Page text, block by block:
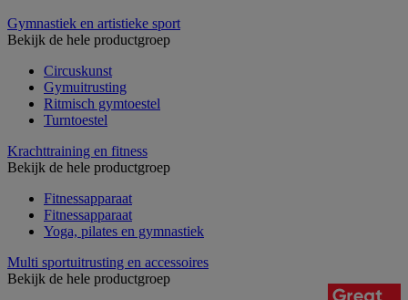
Gymnastiek en artistieke sport
Bekijk de hele productgroep
Circuskunst
Gymuitrusting
Ritmisch gymtoestel
Turntoestel
Krachttraining en fitness
Bekijk de hele productgroep
Fitnessapparaat
Fitnessapparaat
Yoga, pilates en gymnastiek
Multi sportuitrusting en accessoires
Bekijk de hele productgroep